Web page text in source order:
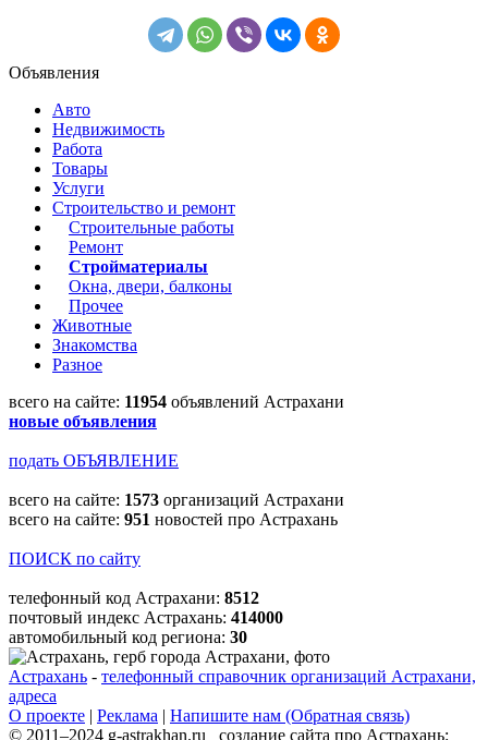
Объявления
Авто
Недвижимость
Работа
Товары
Услуги
Строительство и ремонт
Строительные работы
Ремонт
Стройматериалы
Окна, двери, балконы
Прочее
Животные
Знакомства
Разное
всего на сайте: 11954 объявлений Астрахани
новые объявления
подать ОБЪЯВЛЕНИЕ
всего на сайте: 1573 организаций Астрахани
всего на сайте: 951 новостей про Астрахань
ПОИСК по сайту
телефонный код Астрахани: 8512
почтовый индекс Астрахань: 414000
автомобильный код региона: 30
Астрахань - телефонный справочник организаций Астрахани,
адреса
О проекте | Реклама | Напишите нам (Обратная связь)
© 2011–2024 g-astrakhan.ru создание сайта про Астрахань: